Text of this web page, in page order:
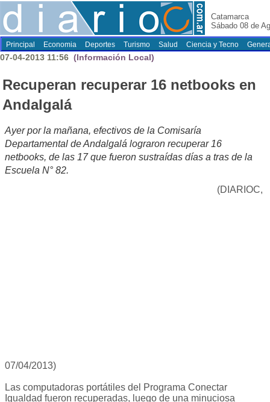
Catamarca
Sábado 08 de
Principal Economia Deportes Turismo Salud Ciencia y Tecno
07-04-2013 11:56 (Información Local)
Recuperan recuperar 16 netbooks en
Andalgalá
Ayer por la mañana, efectivos de la Comisaría
Departamental de Andalgalá lograron recuperar 16
netbooks, de las 17 que fueron sustraídas días a tras de la
Escuela N° 82.
(DIARIOC,
07/04/2013)
Las computadoras portátiles del Programa Conectar
Igualdad fueron recuperadas, luego de una minuciosa